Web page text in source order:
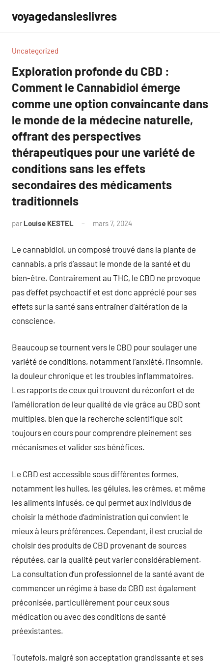
contenu
voyagedansleslivres
Uncategorized
Exploration profonde du CBD :
Comment le Cannabidiol émerge
comme une option convaincante dans
le monde de la médecine naturelle,
offrant des perspectives
thérapeutiques pour une variété de
conditions sans les effets
secondaires des médicaments
traditionnels
par Louise KESTEL mars 7, 2024
Le cannabidiol, un composé trouvé dans la plante de
cannabis, a pris d’assaut le monde de la santé et du
bien-être. Contrairement au THC, le CBD ne provoque
pas d’effet psychoactif et est donc apprécié pour ses
effets sur la santé sans entraîner d’altération de la
conscience.
Beaucoup se tournent vers le CBD pour soulager une
variété de conditions, notamment l’anxiété, l’insomnie,
la douleur chronique et les troubles inflammatoires.
Les rapports de ceux qui trouvent du réconfort et de
l’amélioration de leur qualité de vie grâce au CBD sont
multiples, bien que la recherche scientifique soit
toujours en cours pour comprendre pleinement ses
mécanismes et valider ses bénéfices.
Le CBD est accessible sous différentes formes,
notamment les huiles, les gélules, les crèmes, et même
les aliments infusés, ce qui permet aux individus de
choisir la méthode d’administration qui convient le
mieux à leurs préférences. Cependant, il est crucial de
choisir des produits de CBD provenant de sources
réputées, car la qualité peut varier considérablement.
La consultation d’un professionnel de la santé avant de
commencer un régime à base de CBD est également
préconisée, particulièrement pour ceux sous
médication ou avec des conditions de santé
préexistantes.
Toutefois, malgré son acceptation grandissante et ses